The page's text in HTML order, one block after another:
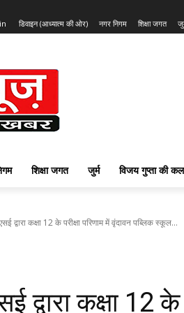
डिवाइन (आध्यात्म की ओर) नगर निगम शिक्षा जगत
शिक्षा जगत जुर्म विजय गुप्ता की
द्वारा कक्षा 12 के परीक्षा परिणाम में वृंदावन पब्लिक स्कूल...
द्वारा कक्षा 12 के